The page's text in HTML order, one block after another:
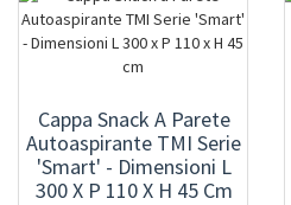
Cappa Snack A Parete
Autoaspirante TMI Serie
'Smart' - Dimensioni L
300 X P 110 X H 45 Cm